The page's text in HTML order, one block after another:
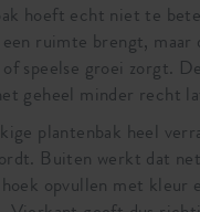
hoeft echt niet te
ruimte brengt,
speelse groei zorgt.
geheel minder recht
plantenbak heel
Buiten werkt dat
opvullen met kleur